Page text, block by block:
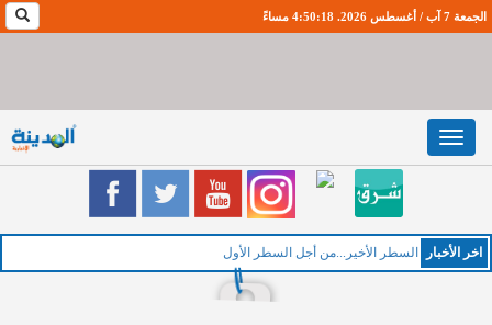
الجمعة 7 آب / أغسطس 2026. 4:50:19 مساءً
Toggle
navigation
اخر اﻷخبار السطر الأخير...من أجل السطر الأول